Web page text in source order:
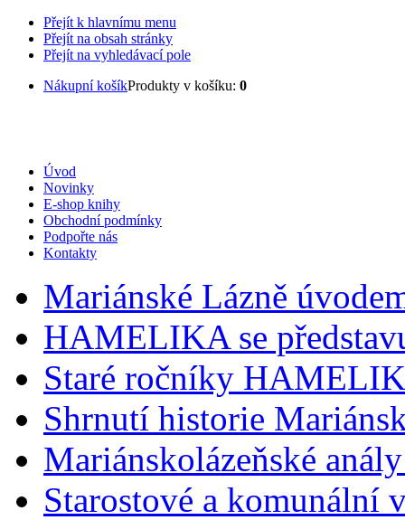
Přejít k hlavnímu menu
Přejít na obsah stránky
Přejít na vyhledávací pole
Nákupní košíkProdukty v košíku: 0
Úvod
Novinky
E-shop knihy
Obchodní podmínky
Podpořte nás
Kontakty
Mariánské Lázně
HAMELIKA se
Staré ročníky HAMELIK
Shrnutí historie
Mariánskolázeňské
Starostové a komunální